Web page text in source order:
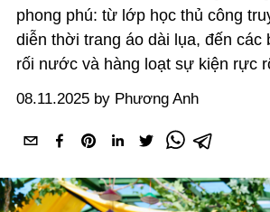
phong phú: từ lớp học thủ công
diễn thời trang áo dài lụa, đến các
rối nước và hàng loạt sự kiện rực
08.11.2025 by Phương Anh